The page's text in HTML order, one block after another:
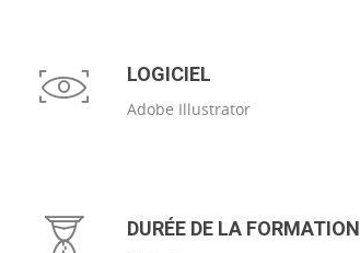
LOGICIEL
Adobe Illustrator
DURÉE DE LA FORMATION